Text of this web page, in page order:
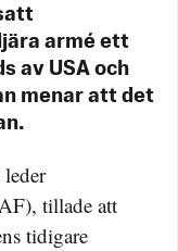
armé ett
av USA och
menar att det
tillade att
tidigare